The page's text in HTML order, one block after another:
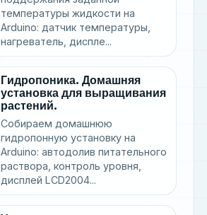
температуры жидкости на
Arduino: датчик температуры,
нагреватель, диспле...
Гидропоника. Домашняя
установка для выращивания
растений.
Собираем домашнюю
гидропонную установку на
Arduino: автодолив питательного
раствора, контроль уровня,
дисплей LCD2004...